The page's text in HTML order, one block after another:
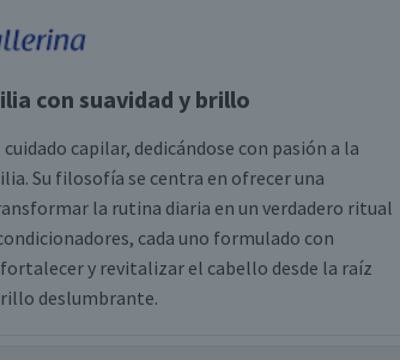
con suavidad y brillo
capilar, dedicándose con pasión a la
Su filosofía se centra en ofrecer una
la rutina diaria en un verdadero ritual
cada uno formulado con
y revitalizar el cabello desde la raíz
deslumbrante.